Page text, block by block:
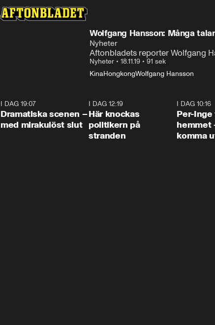
Wolfgang Hansson: Många
Nyheter
Aftonbladets reporter Wolfgang
Nyheter • 18.11.19 • 91 sek
KinaHongkongWolfgang Hansson
I DAG 19:07
Dramatiska scenen –
med mirakulöst slut
I DAG 12:19
Här knockas
politikern på
stranden
I DAG 10:16
Per-Inge
hemmet
komma